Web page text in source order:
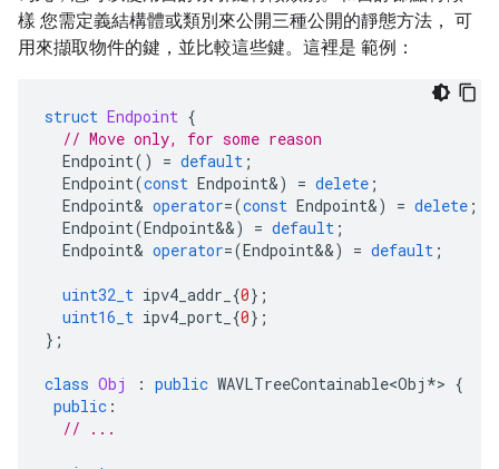
樣 您需定義結構體或類別來公開三種公開的靜態方法， 可
用來擷取物件的鍵，並比較這些鍵。這裡是 範例：
struct Endpoint {
// Move only, for some reason
Endpoint() = default ;
Endpoint(const Endpoint&) = delete ;
Endpoint& operator=(const Endpoint&) = delete ;
Endpoint(Endpoint&&) = default ;
Endpoint& operator=(Endpoint&&) = default ;
uint32_t ipv4_addr_ {0};
uint16_t ipv4_port_ {0};
};
class Obj : public WAVLTreeContainable<Obj *> {
public :
// ...